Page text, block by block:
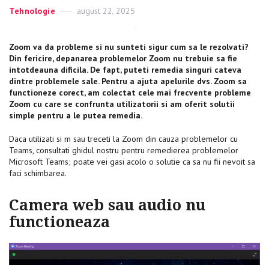
Categories
Tehnologie
Posted
august 22, 2025
Zoom va da probleme si nu sunteti sigur cum sa le rezolvati?
Din fericire, depanarea problemelor Zoom nu trebuie sa fie
intotdeauna dificila. De fapt, puteti remedia singuri cateva
dintre problemele sale. Pentru a ajuta apelurile dvs. Zoom sa
functioneze corect, am colectat cele mai frecvente probleme
Zoom cu care se confrunta utilizatorii si am oferit solutii
simple pentru a le putea remedia.
Daca utilizati si m sau treceti la Zoom din cauza problemelor cu
Teams, consultati ghidul nostru pentru remedierea problemelor
Microsoft Teams; poate vei gasi acolo o solutie ca sa nu fii nevoit sa
faci schimbarea.
Camera web sau audio nu
functioneaza